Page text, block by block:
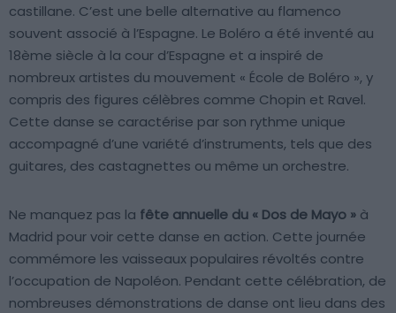
castillane. C’est une belle alternative au flamenco
souvent associé à l’Espagne. Le Boléro a été inventé au
18ème siècle à la cour d’Espagne et a inspiré de
nombreux artistes du mouvement « École de Boléro », y
compris des figures célèbres comme Chopin et Ravel.
Cette danse se caractérise par son rythme unique
accompagné d’une variété d’instruments, tels que des
guitares, des castagnettes ou même un orchestre.
Ne manquez pas la fête annuelle du « Dos de Mayo » à
Madrid pour voir cette danse en action. Cette journée
commémore les vaisseaux populaires révoltés contre
l’occupation de Napoléon. Pendant cette célébration, de
nombreuses démonstrations de danse ont lieu dans des